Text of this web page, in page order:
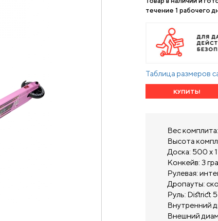
течение 1 рабочего
Таблица размеров
КУПИТЬ!
Вес
Высота
Доска: 500 х
Конкейв: 3
Рулевая:
Дропауты:
Руль: District
Внутренний
Внешний